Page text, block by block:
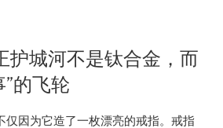
护城河不是钛合金，而
的飞轮
仅因为它造了一枚漂亮的戒指。戒指